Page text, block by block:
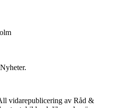
vidarepublicering av Råd &